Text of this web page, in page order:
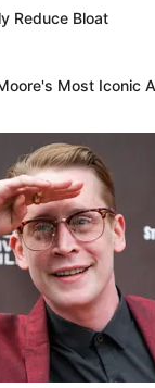
ΕΠΙΚΟΙΝΩΝΙΑ
του Γιώργου
Reduce Bloat
Most Iconic